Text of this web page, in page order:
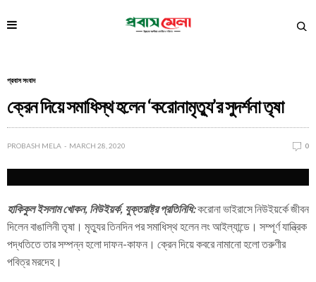
প্রবাস সংবাদ
ক্রেন দিয়ে সমাধিস্থ হলেন ‘করোনামৃত্যু’র সুদর্শনা তৃষা
PROBASH MELA MARCH 28, 2020 0
হাকিকুল ইসলাম খোকন, নিউইয়র্ক, যুক্তরাষ্ট্র প্রতিনিধি:করোনা ভাইরাসে নিউইয়র্কে জীবন
দিলেন বাঙালিনী তৃষা। মৃত্যুর তিনদিন পর সমাধিস্থ হলেন লং আইল্যান্ডে। সম্পূর্ণ যান্ত্রিক
পদ্ধতিতে তার সম্পন্ন হলো দাফন-কাফন। ক্রেন দিয়ে কবরে নামানো হলো তরুণীর
পবিত্র মরদেহ।